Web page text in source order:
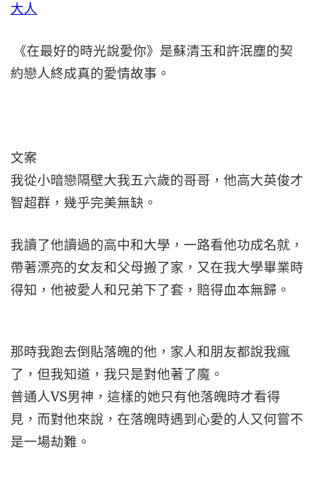
大人
《在最好的時光說愛你》是蘇清玉和許泯塵的契
約戀人終成真的愛情故事。
文案
我從小暗戀隔壁大我五六歲的哥哥，他高大英俊才
智超群，幾乎完美無缺。
我讀了他讀過的高中和大學，一路看他功成名就，
帶著漂亮的女友和父母搬了家，又在我大學畢業時
得知，他被愛人和兄弟下了套，賠得血本無歸。
那時我跑去倒貼落魄的他，家人和朋友都說我瘋
了，但我知道，我只是對他著了魔。
普通人VS男神，這樣的她只有他落魄時才看得
見，而對他來說，在落魄時遇到心愛的人又何嘗不
是一場劫難。